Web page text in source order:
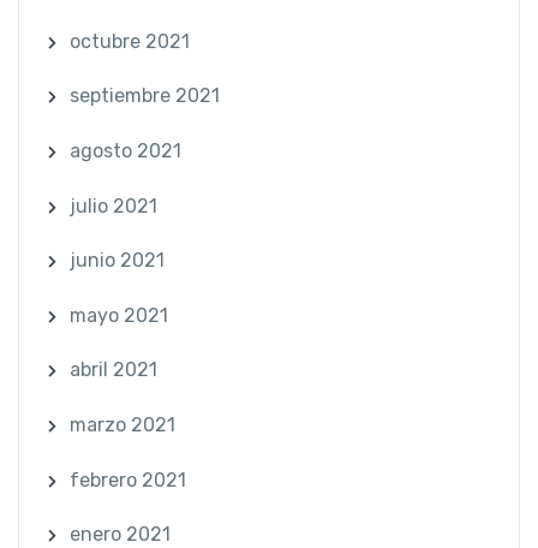
octubre 2021
septiembre 2021
agosto 2021
julio 2021
junio 2021
mayo 2021
abril 2021
marzo 2021
febrero 2021
enero 2021